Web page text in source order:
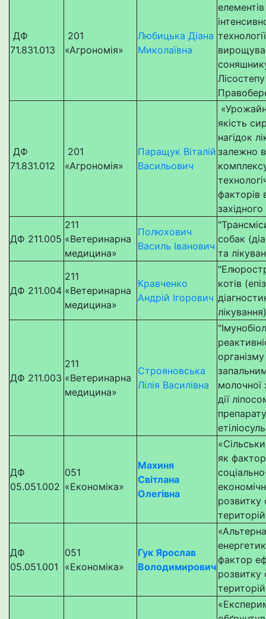
ДФ
71.831.013
201
«Агрономія»
Любицька Діана
Миколаївна
елементів
технології
Лісостепу
ДФ
71.831.012
201
«Агрономія»
Паращук Віталій
Васильович
якість
нагідок
залежно
факторів
ДФ 211.005
211
«Ветеринарна
медицина»
Полюхович
Василь Іванович
собак
та
ДФ 211.004
211
«Ветеринарна
медицина»
Кравченко
Андрій Ігорович
котів
ДФ 211.003
211
«Ветеринарна
медицина»
Строяновська
Лілія Василівна
організму
молочної
дії
ДФ
05.051.002
051
«Економіка»
Махиня
Світлана
Олегівна
як фактор
розвитку
ДФ
05.051.001
051
«Економіка»
Гук Ярослав
Володимирович
фактор
розвитку